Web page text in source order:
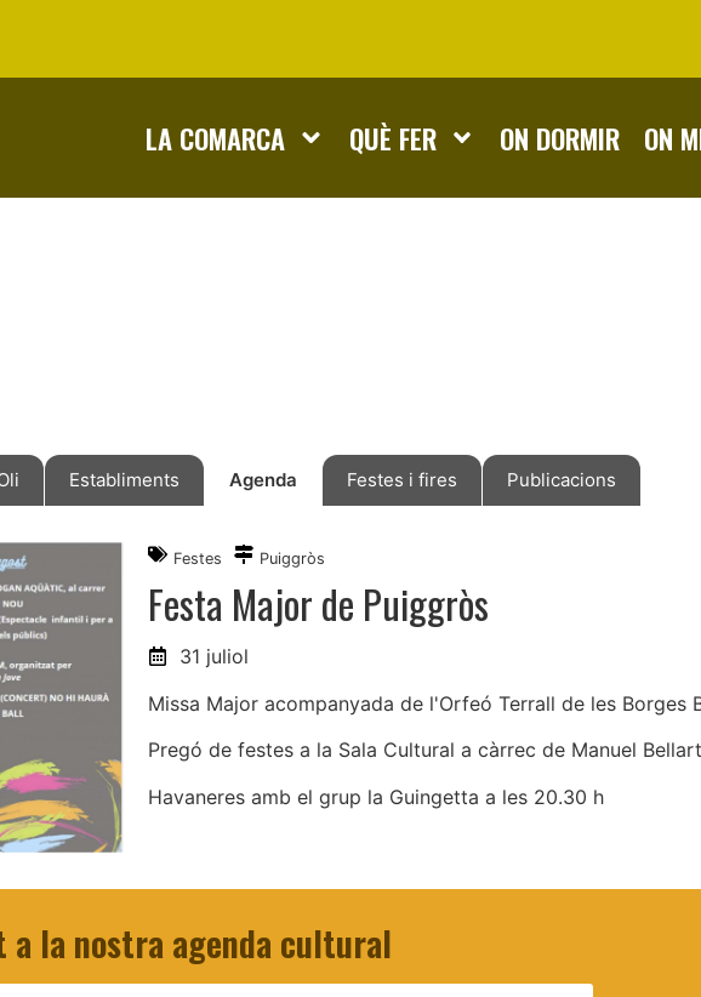
LA COMARCA QUÈ FER ON DORMIR ON
Establiments Agenda Festes i fires Publicacions
Festes Puiggròs
Festa Major de Puiggròs
31 juliol
Missa Major acompanyada de l'Orfeó Terrall de les Borges
Pregó de festes a la Sala Cultural a càrrec de Manuel
Havaneres amb el grup la Guingetta a les 20.30 h
a la nostra agenda cultural